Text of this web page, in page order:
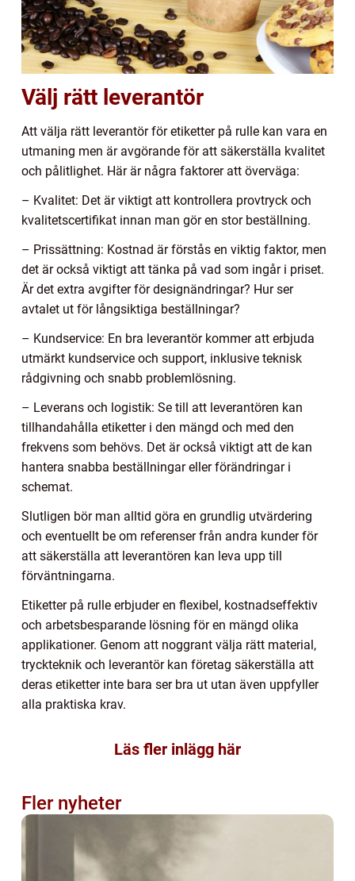
Välj rätt leverantör
Att välja rätt leverantör för etiketter på rulle kan vara en
utmaning men är avgörande för att säkerställa kvalitet
och pålitlighet. Här är några faktorer att överväga:
– Kvalitet: Det är viktigt att kontrollera provtryck och
kvalitetscertifikat innan man gör en stor beställning.
– Prissättning: Kostnad är förstås en viktig faktor, men
det är också viktigt att tänka på vad som ingår i priset.
Är det extra avgifter för designändringar? Hur ser
avtalet ut för långsiktiga beställningar?
– Kundservice: En bra leverantör kommer att erbjuda
utmärkt kundservice och support, inklusive teknisk
rådgivning och snabb problemlösning.
– Leverans och logistik: Se till att leverantören kan
tillhandahålla etiketter i den mängd och med den
frekvens som behövs. Det är också viktigt att de kan
hantera snabba beställningar eller förändringar i
schemat.
Slutligen bör man alltid göra en grundlig utvärdering
och eventuellt be om referenser från andra kunder för
att säkerställa att leverantören kan leva upp till
förväntningarna.
Etiketter på rulle erbjuder en flexibel, kostnadseffektiv
och arbetsbesparande lösning för en mängd olika
applikationer. Genom att noggrant välja rätt material,
tryckteknik och leverantör kan företag säkerställa att
deras etiketter inte bara ser bra ut utan även uppfyller
alla praktiska krav.
Läs fler inlägg här
Fler nyheter